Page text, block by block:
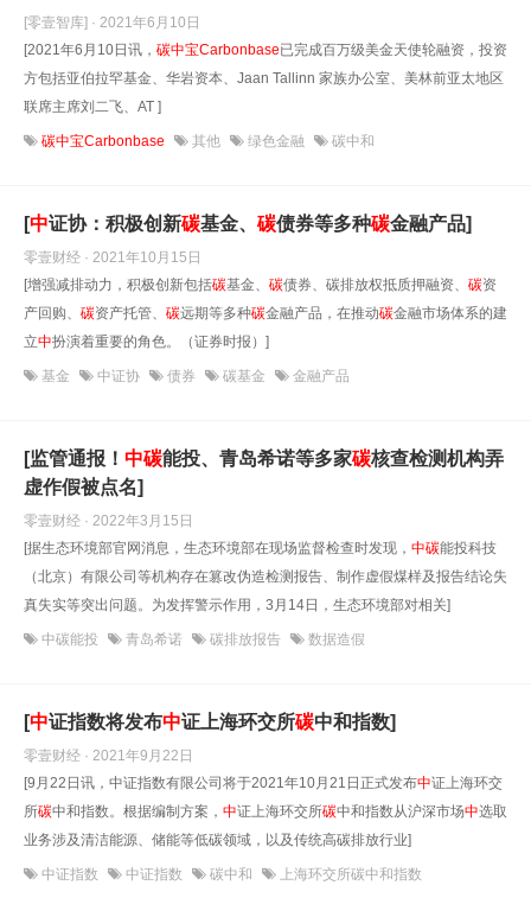
[零壹智库] · 2021年6月10日
[2021年6月10日讯， 碳中宝Carbonbase已完成百万级美金天使轮融资，投资
方包括亚伯拉罕基金、华岩资本、Jaan Tallinn 家族办公室、美林前亚太地区
联席主席刘二飞、AT ]
碳中宝Carbonbase 其他 绿色金融 碳中和
[中证协：积极创新碳基金、 碳债券等多种碳金融产品]
零壹财经 · 2021年10月15日
[增强减排动力，积极创新包括碳基金、 碳债券、碳排放权抵质押融资、 碳资
产回购、 碳资产托管、 碳远期等多种碳金融产品，在推动碳金融市场体系的建
立中扮演着重要的角色。（证券时报）]
基金 中证协 债券 碳基金 金融产品
[监管通报！ 中碳能投、青岛希诺等多家碳核查检测机构弄
虚作假被点名]
零壹财经 · 2022年3月15日
[据生态环境部官网消息，生态环境部在现场监督检查时发现， 中碳能投科技
（北京）有限公司等机构存在篡改伪造检测报告、制作虚假煤样及报告结论失
真失实等突出问题。为发挥警示作用，3月14日，生态环境部对相关]
中碳能投 青岛希诺 碳排放报告 数据造假
[中证指数将发布中证上海环交所碳中和指数]
零壹财经 · 2021年9月22日
[9月22日讯，中证指数有限公司将于2021年10月21日正式发布中证上海环交
所碳中和指数。根据编制方案， 中证上海环交所碳中和指数从沪深市场中选取
业务涉及清洁能源、储能等低碳领域，以及传统高碳排放行业]
中证指数 中证指数 碳中和 上海环交所碳中和指数